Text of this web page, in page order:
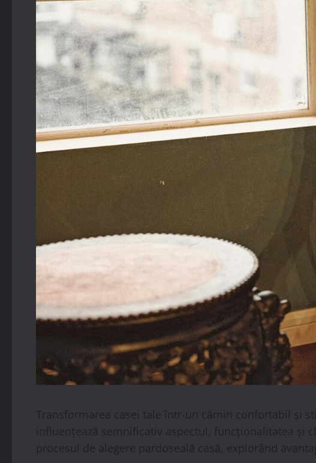
Transformarea casei tale într-un cămin confortabil și
influențează semnificativ aspectul, funcționalitatea și
procesul de alegere pardoseală casă, explorând